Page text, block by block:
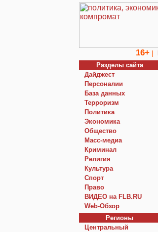
16+ |
Разделы сайта
Дайджест
Персоналии
База данных
Терроризм
Политика
Экономика
Общество
Macc-медиа
Криминал
Религия
Культура
Спорт
Право
ВИДЕО на FLB.RU
Web-Обзор
Регионы
Центральный